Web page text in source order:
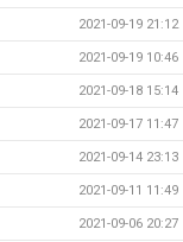
2021-09-19 21:12
2021-09-19 10:46
2021-09-18 15:14
2021-09-17 11:47
2021-09-14 23:13
2021-09-11 11:49
2021-09-06 20:27